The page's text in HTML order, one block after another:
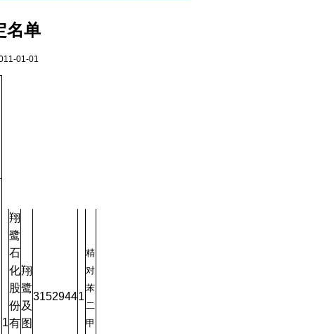
名单
01-01
1
翔
鹭
石
化
股
份
有
翔
鹭
及
图
31529441
精
对
苯
二
甲